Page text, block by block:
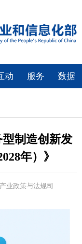
动 服务 数据
制造创新发
年）》
业政策与法规司